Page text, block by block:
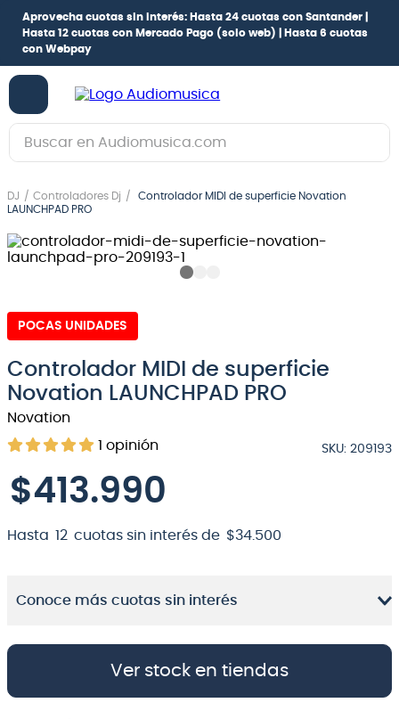
Aprovecha cuotas sin interés: Hasta 24 cuotas con Santander |
Hasta 12 cuotas con Mercado Pago (solo web) |
Hasta 6 cuotas
con Webpay
Buscar en Audiomusica.com
DJ Controladores Dj
Controlador MIDI de superficie Novation
LAUNCHPAD PRO
POCAS UNIDADES
Controlador MIDI de superficie
Novation LAUNCHPAD PRO
Novation
1 opinión SKU: 209193
$413.990
Hasta 12 cuotas sin interés de $34 500
Conoce más cuotas sin interés
Ver stock en tiendas
1.
guitarra electrica
2.
bajo
guitarra electroacústica
5.
amplificador
6.
guitarra
7.
teclado
8.
bateria
9 .
micrófono
10. violin